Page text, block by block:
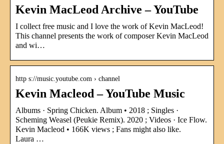
Kevin MacLeod Archive – YouTube
I collect free music and I love the work of Kevin MacLeod!
This channel presents the work of composer Kevin MacLeod
and wi…
http s://music.youtube.com › channel
Kevin Macleod – YouTube Music
Albums · Spring Chicken. Album • 2018 ; Singles ·
Scheming Weasel (Peukie Remix). 2020 ; Videos · Ice Flow.
Kevin Macleod • 166K views ; Fans might also like.
Laura …